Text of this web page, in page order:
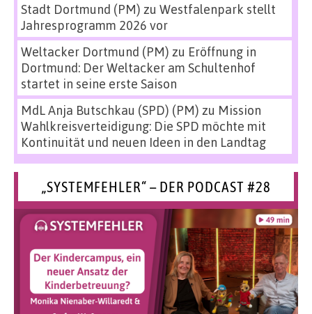
Stadt Dortmund (PM) zu Westfalenpark stellt
Jahresprogramm 2026 vor
Weltacker Dortmund (PM) zu Eröffnung in
Dortmund: Der Weltacker am Schultenhof
startet in seine erste Saison
MdL Anja Butschkau (SPD) (PM) zu Mission
Wahlkreisverteidigung: Die SPD möchte mit
Kontinuität und neuen Ideen in den Landtag
„SYSTEMFEHLER“ – DER PODCAST #28